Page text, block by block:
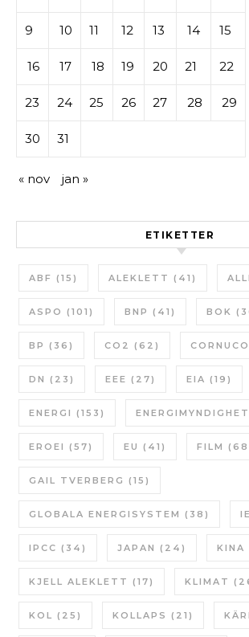
9 10 11 12 13 14 15
16 17 18 19 20 21 22
23 24 25 26 27 28 29
30 31
« nov jan »
ETIKETTER
ABF (15) ALEKLETT (41)
ASPO (101) BNP (41) BOK
BP (36) CO2 (62)
DN (23) EEE (27) EIA (19)
ENERGI (153)
EROEI (57) EU (41) FILM
GAIL TVERBERG (15)
GLOBALA ENERGISYSTEM (38)
IPCC (34) JAPAN (24) KINA
KJELL ALEKLETT (17) KLIMAT
KOL (25) KOLLAPS (21)